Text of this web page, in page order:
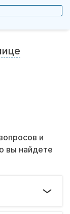
и
вы найдете